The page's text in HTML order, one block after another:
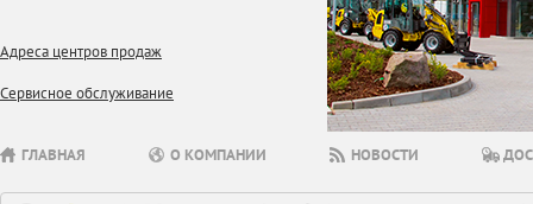
Адреса центров продаж
Сервисное обслуживание
ГЛАВНАЯ О КОМПАНИИ НОВОСТИ